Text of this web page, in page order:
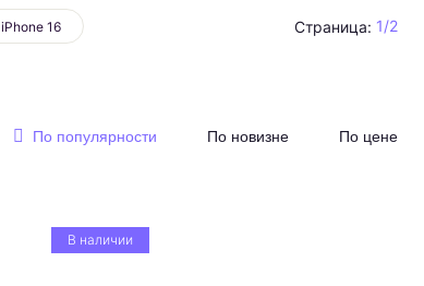
iPhone 16 Страница: 1/2
По популярности По новизне По цене
В наличии